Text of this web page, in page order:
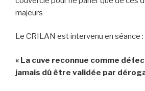
majeurs
Le CRILAN est intervenu en séance :
« La cuve reconnue comme
jamais dû être validée par